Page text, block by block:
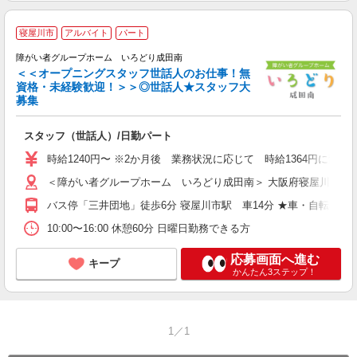
寝屋川市 アルバイト パート
障がい者グループホーム いろどり成田南
＜＜オープニングスタッフ世話人のお仕事！無
資格・未経験歓迎！＞＞◎世話人★スタッフ大
募集
スタッフ（世話人）/日勤パート
時給1240円〜 ※2か月後 業務状況に応じて 時給1364円に変更
＜障がい者グループホーム いろどり成田南＞ 大阪府寝屋川市成
バス停「三井団地」徒歩6分 寝屋川市駅 車14分 ★車・自転車・
10:00〜16:00 休憩60分 日曜日勤務できる方
キープ 応募画面へ進む
かんたん3ステップ！
1／1